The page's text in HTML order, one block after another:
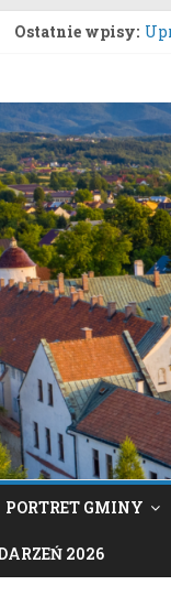
Ostatnie wpisy:
PORTRET GMINY
2026